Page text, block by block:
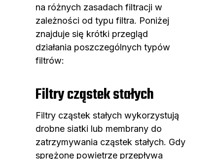
na różnych zasadach filtracji w
zależności od typu filtra. Poniżej
znajduje się krótki przegląd
działania poszczególnych typów
filtrów:
Filtry cząstek stałych
Filtry cząstek stałych wykorzystują
drobne siatki lub membrany do
zatrzymywania cząstek stałych. Gdy
sprężone powietrze przepływa